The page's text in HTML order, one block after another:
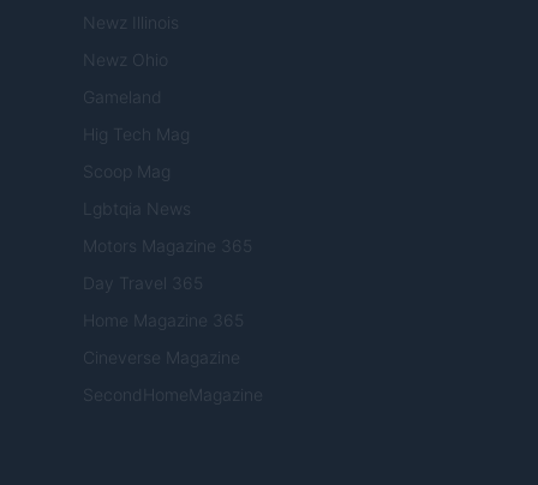
Newz Illinois
Newz Ohio
Gameland
Hig Tech Mag
Scoop Mag
Lgbtqia News
Motors Magazine 365
Day Travel 365
Home Magazine 365
Cineverse Magazine
SecondHomeMagazine